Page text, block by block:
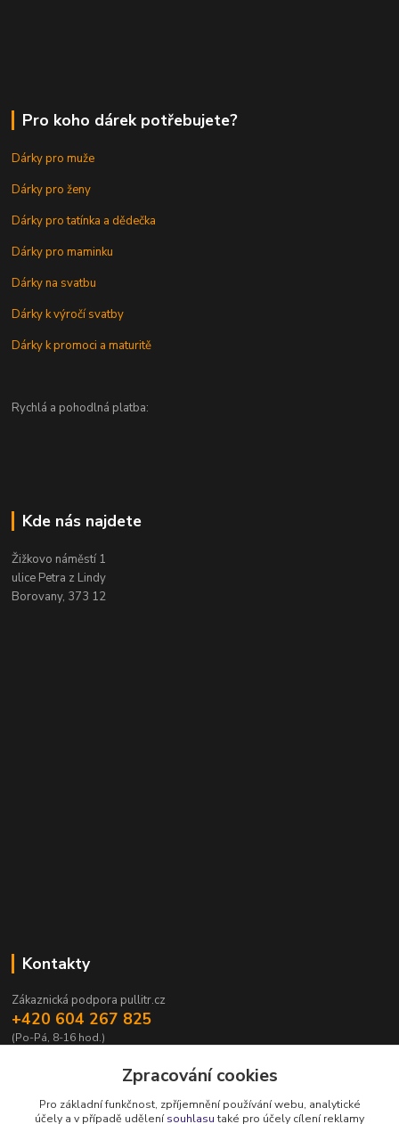
Pro koho dárek potřebujete?
Dárky pro muže
Dárky pro ženy
Dárky pro tatínka a dědečka
Dárky pro maminku
Dárky na svatbu
Dárky k výročí svatby
Dárky k promoci a maturitě
Rychlá a pohodlná platba:
Kde nás najdete
Žižkovo náměstí 1
ulice Petra z Lindy
Borovany, 373 12
Kontakty
Zákaznická podpora pullitr.cz
+420 604 267 825
(Po-Pá, 8-16 hod.)
Zpracování cookies
Pro základní funkčnost, zpříjemnění používání webu, analytické
účely a v případě udělenísouhlasutaké pro účely cílení reklamy